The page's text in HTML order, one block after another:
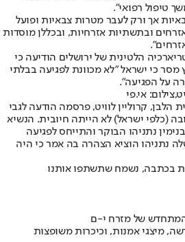
טיפול רפואי".
אך ורק לעבר מטרות צבאיות ופועל
ובתשתיות אזרחיות, ובכללן מוסדות
הלטינית של ירושלים הודיעה כי
כי ישראל "לא מכוונת לפגיעה בבלתי
על הפגיעה".
אי.פי
הלבן, קרוליין לוויט, פרסמה הודעה לגבי
(כלפי ישראל) לא הייתה חיובית. הנשיא
נתניהו הבוקר והתייחס לפגיעה
נתניהו הוציא הצהרה בה אמר כי היה
בכתבה, נשמח שתשתפו אותנו
המתחדש של מזרח י-ם
מיצגי אמנות, וכיכרות משופצות